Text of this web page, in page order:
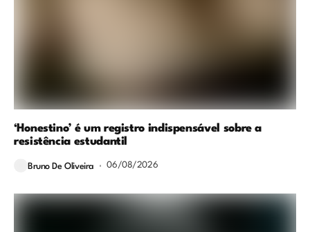
‘Honestino’ é um registro indispensável sobre a
resistência estudantil
Bruno De Oliveira 06/08/2026